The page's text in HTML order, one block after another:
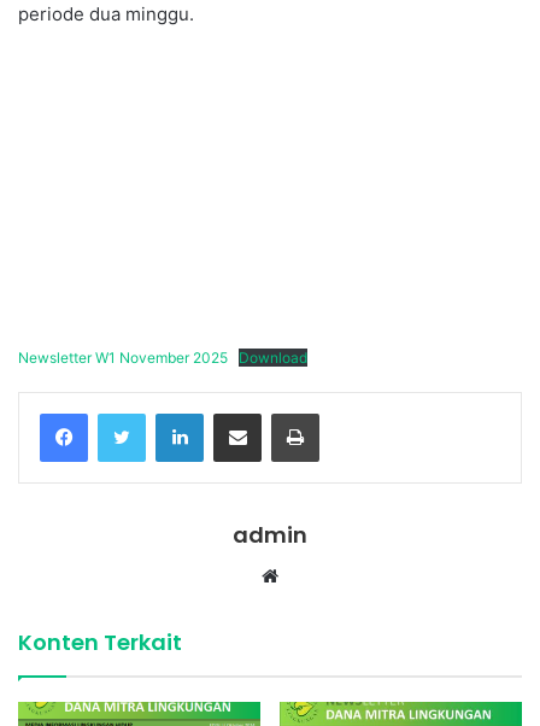
periode dua minggu.
Newsletter W1 November 2025 Download
FacebookTwitter LinkedInShare via Email Print
admin
Website
Konten Terkait